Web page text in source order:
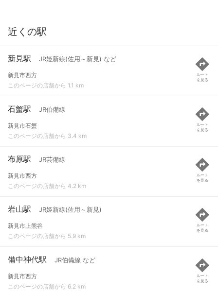
近くの駅
新見駅 JR姫新線(佐用～新見) など
新見市西方
このページの店舗から 1.1 km
ルート
を見る
石蟹駅 JR伯備線
新見市石蟹
このページの店舗から 3.4 km
ルート
を見る
布原駅 JR芸備線
新見市西方
このページの店舗から 4.2 km
ルート
を見る
岩山駅 JR姫新線(佐用～新見)
新見市上熊谷
このページの店舗から 5.9 km
ルート
を見る
備中神代駅 JR伯備線 など
新見市西方
このページの店舗から 6.2 km
ルート
を見る